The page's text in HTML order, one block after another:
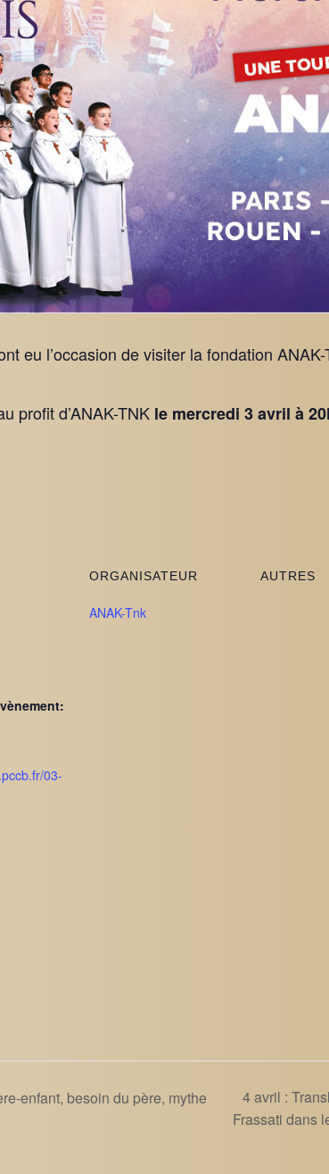
eu l’occasion de visiter la fondation
profit d’ANAK-TNK le mercredi 3 avril à
03-
ORGANISATEUR
ANAK-Tnk
AUTRES
enfant, besoin du père, mythe
4 avril :
Frassati dans